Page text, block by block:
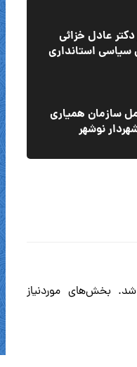
عادل خزائی
سیاسی استانداری
سازمان همیاری
نوشهر
بخش‌های موردنیاز